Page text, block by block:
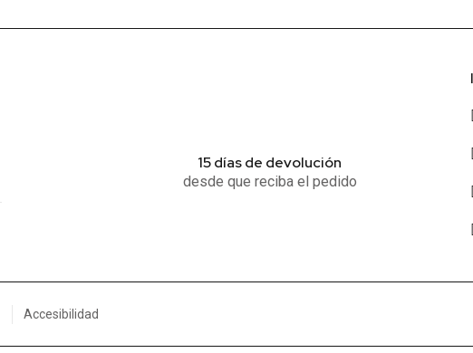
15 días de devolución
desde que reciba el pedido
Accesibilidad